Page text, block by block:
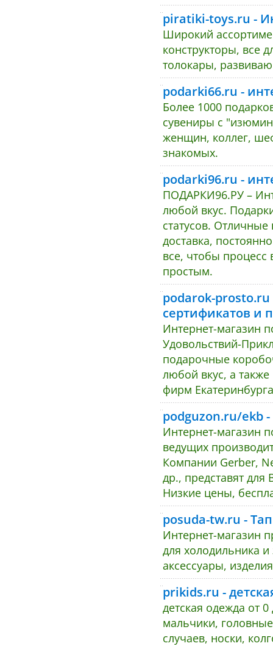
piratiki-toys.ru -
Широкий
конструкторы, все
толокары,
podarki66.ru -
Более 1000
сувениры с
женщин, коллег,
знакомых.
podarki96.ru -
ПОДАРКИ96.РУ –
любой вкус.
статусов.
доставка,
все, чтобы
простым.
podarok-
сертификатов
Интернет-магазин
Удовольствий-
подарочные
любой вкус, а
фирм Екатеринбурга
podguzon.ru/ekb
Интернет-магазин
ведущих
Компании Gerber,
др., представят для
Низкие цены,
posuda-tw.ru -
Интернет-магазин
для холодильника
аксессуары,
prikids.ru -
детская одежда от
мальчики,
случаев, носки,